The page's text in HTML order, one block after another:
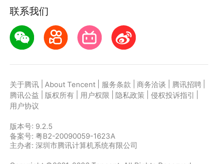
联系我们
关于腾讯 About Tencent 服务条款 商务洽谈 腾讯招聘
腾讯公益
版权所有 用户权限 隐私政策 侵权投诉指引
用户协议
版本号: 9.2.5
备案号: 粤B2-20090059-1623A
主办者: 深圳市腾讯计算机系统有限公司